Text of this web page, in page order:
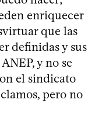
enriquecer
que las
definidas y sus
y no se
el sindicato
pero no